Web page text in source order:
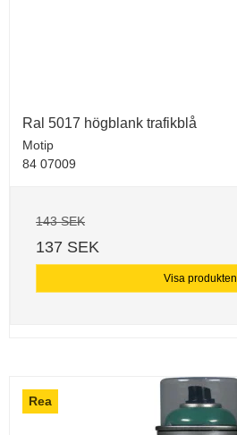
Ral 5017 högblank trafikblå
Motip
84 07009
143 SEK
137 SEK
Visa produkten
Rea